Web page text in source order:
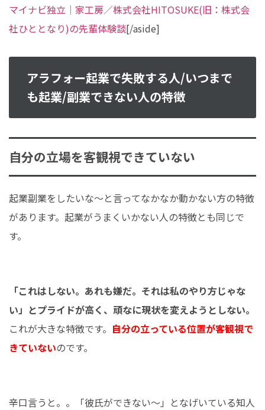
マイナビ独立｜家工房／株式会社HITOSUKE(旧：株式会
社ひととなり)の先輩体験談[/aside]
アラフォー起業で失敗する人/いつまで
も起業/副業できない人の特徴
自分の立場を客観視できていない
起業副業をしたいな～と言ってなかなか動かない方の特徴
があります。起業がうまくいかない人の特徴とも同じで
す。
「これはしない。あれも嫌だ。それは私のやり方じゃな
い」とプライドが高く、頑なに現状を変えようとしない。
これが大きな特徴です。 自分の立っている位置が客観視で
きていないのです。
辛口言うと。。「彼氏ができない～」となげいている知人